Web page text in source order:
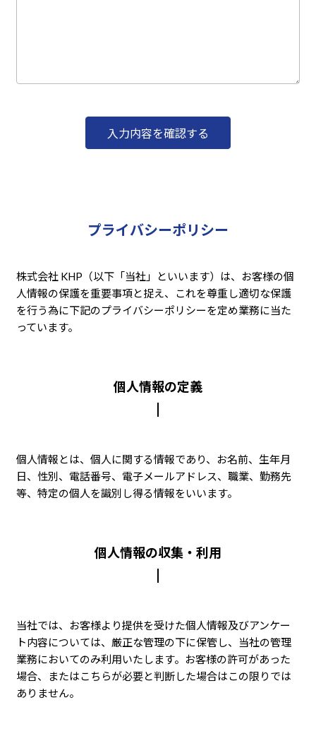
プライバシーポリシー
株式会社 KHP（以下「当社」といいます）は、お客様の個
人情報の保護を重要事項と捉え、これを尊重し適切な保護
を行う為に下記のプライバシーポリシーを定め業務に当た
っています。
個人情報の定義
個人情報とは、個人に関する情報であり、お名前、生年月
日、性別、電話番号、電子メールアドレス、職業、勤務先
等、特定の個人を識別し得る情報をいいます。
個人情報の収集・利用
当社では、お客様より提供を受けた個人情報及びアンケー
ト内容については、厳正な管理の下に保管し、当社の管理
業務においてのみ利用いたします。お客様の許可があった
場合、またはこちらが必要と判断した場合はこの限りでは
ありません。